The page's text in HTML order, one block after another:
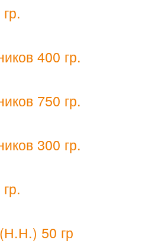
400 гр.
750 гр.
300 гр.
50 гр